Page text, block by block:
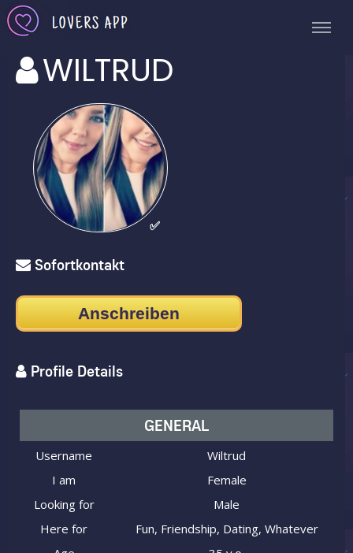
WILTRUD
✅
Sofortkontakt
Anschreiben
Profile Details
GENERAL
Username
Wiltrud
I am
Female
Looking for
Male
Here for
Fun, Friendship, Dating, Whatever